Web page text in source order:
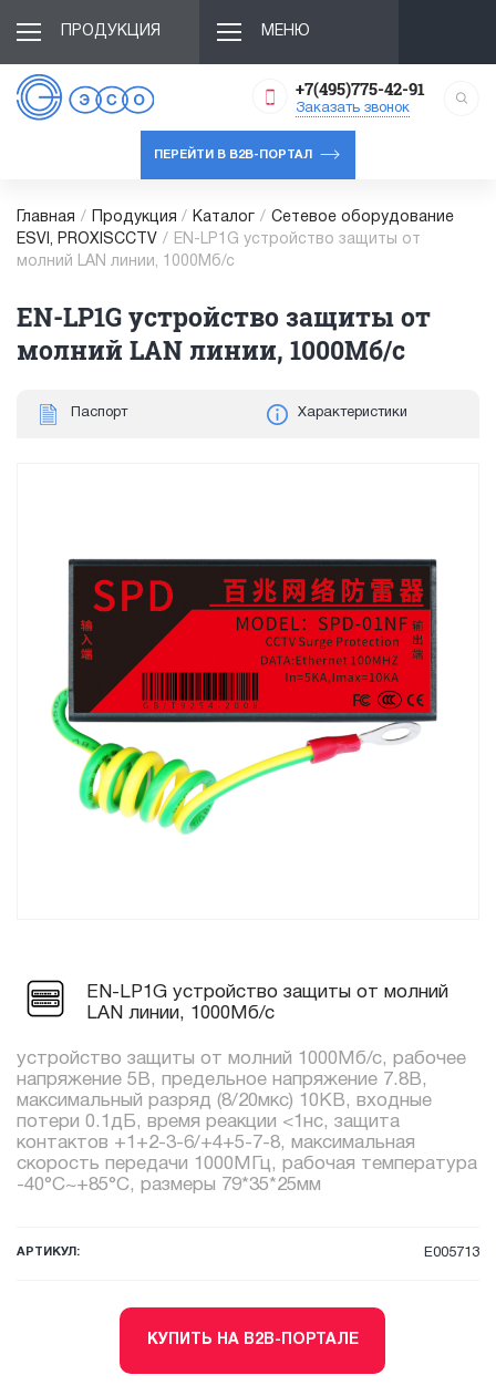
ПРОДУКЦИЯ МЕНЮ
+7(495)775-42-91
Заказать звонок
ПЕРЕЙТИ В B2B-ПОРТАЛ
Главная / Продукция / Каталог / Сетевое оборудование
ESVI, PROXISCCTV /
EN-LP1G устройство защиты от
молний LAN линии, 1000Мб/с
EN-LP1G устройство защиты от
молний LAN линии, 1000Мб/с
Паспорт Характеристики
EN-LP1G устройство защиты от молний
LAN линии, 1000Мб/с
устройство защиты от молний 1000Мб/с, рабочее
напряжение 5В, предельное напряжение 7.8В,
максимальный разряд (8/20мкс) 10КВ, входные
потери 0.1дБ, время реакции <1нс, защита
контактов +1+2-3-6/+4+5-7-8, максимальная
скорость передачи 1000МГц, рабочая температура
-40°C~+85°C, размеры 79*35*25мм
АРТИКУЛ: E005713
КУПИТЬ НА B2B-ПОРТАЛЕ